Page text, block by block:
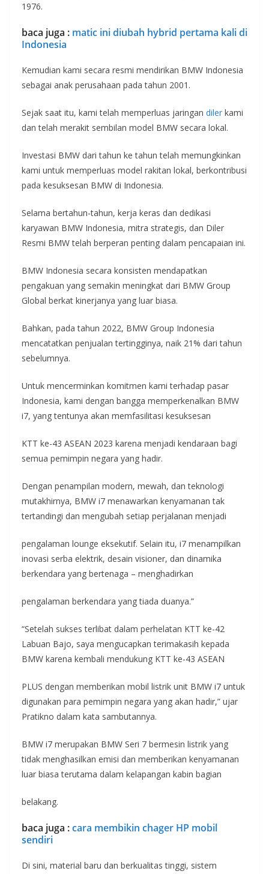
1976.
baca juga : matic ini diubah hybrid pertama kali di
Indonesia
Kemudian kami secara resmi mendirikan BMW Indonesia
sebagai anak perusahaan pada tahun 2001.
Sejak saat itu, kami telah memperluas jaringan diler kami
dan telah merakit sembilan model BMW secara lokal.
Investasi BMW dari tahun ke tahun telah memungkinkan
kami untuk memperluas model rakitan lokal, berkontribusi
pada kesuksesan BMW di Indonesia.
Selama bertahun-tahun, kerja keras dan dedikasi
karyawan BMW Indonesia, mitra strategis, dan Diler
Resmi BMW telah berperan penting dalam pencapaian ini.
BMW Indonesia secara konsisten mendapatkan
pengakuan yang semakin meningkat dari BMW Group
Global berkat kinerjanya yang luar biasa.
Bahkan, pada tahun 2022, BMW Group Indonesia
mencatatkan penjualan tertingginya, naik 21% dari tahun
sebelumnya.
Untuk mencerminkan komitmen kami terhadap pasar
Indonesia, kami dengan bangga memperkenalkan BMW
i7, yang tentunya akan memfasilitasi kesuksesan
KTT ke-43 ASEAN 2023 karena menjadi kendaraan bagi
semua pemimpin negara yang hadir.
Dengan penampilan modern, mewah, dan teknologi
mutakhirnya, BMW i7 menawarkan kenyamanan tak
tertandingi dan mengubah setiap perjalanan menjadi
pengalaman lounge eksekutif. Selain itu, i7 menampilkan
inovasi serba elektrik, desain visioner, dan dinamika
berkendara yang bertenaga – menghadirkan
pengalaman berkendara yang tiada duanya.”
“Setelah sukses terlibat dalam perhelatan KTT ke-42
Labuan Bajo, saya mengucapkan terimakasih kepada
BMW karena kembali mendukung KTT ke-43 ASEAN
PLUS dengan memberikan mobil listrik unit BMW i7 untuk
digunakan para pemimpin negara yang akan hadir,” ujar
Pratikno dalam kata sambutannya.
BMW i7 merupakan BMW Seri 7 bermesin listrik yang
tidak menghasilkan emisi dan memberikan kenyamanan
luar biasa terutama dalam kelapangan kabin bagian
belakang.
baca juga :cara membikin chager HP mobil
sendiri
Di sini, material baru dan berkualitas tinggi, sistem